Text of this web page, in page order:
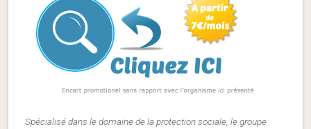
Spécialisé dans le domaine de la protection sociale, le groupe